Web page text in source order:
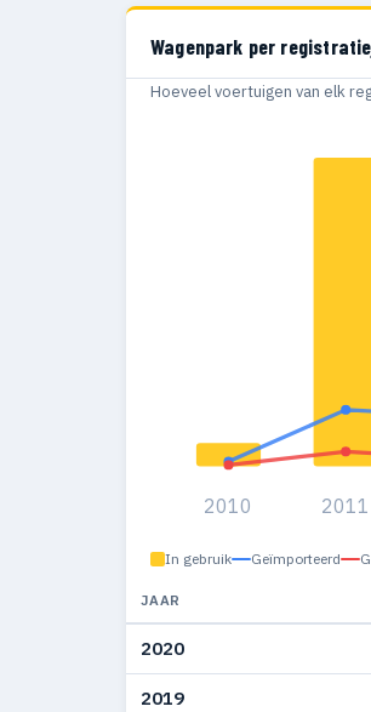
Wagenpark per
Hoeveel voertuigen van elk
2010 2011
In gebruik Geïmporteerd
JAAR
2020
2019